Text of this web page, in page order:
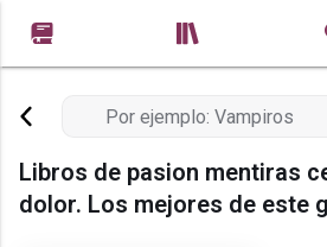
Libros de pasion mentiras
dolor. Los mejores de este